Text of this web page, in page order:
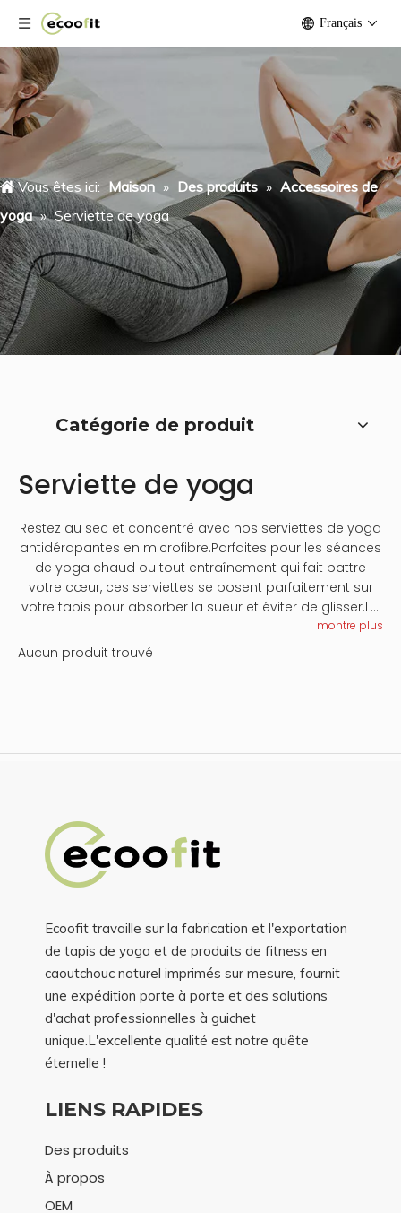
Français
Vous êtes ici: Maison » Des produits » Accessoires de
yoga » Serviette de yoga
Catégorie de produit
Serviette de yoga
Restez au sec et concentré avec nos serviettes de yoga
antidérapantes en microfibre.Parfaites pour les séances
de yoga chaud ou tout entraînement qui fait battre
votre cœur, ces serviettes se posent parfaitement sur
votre tapis pour absorber la sueur et éviter de glisser.La
microfibre à séchage rapide garantit une surface
hygiénique pour chaque pratique, tandis que les
designs vibrants gardent votre esprit éveillé.
montre plus
Aucun produit trouvé
Ecoofit travaille sur la fabrication et l'exportation
de tapis de yoga et de produits de fitness en
caoutchouc naturel imprimés sur mesure, fournit
une expédition porte à porte et des solutions
d'achat professionnelles à guichet
unique.L'excellente qualité est notre quête
éternelle !
LIENS RAPIDES
Des produits
À propos
OEM